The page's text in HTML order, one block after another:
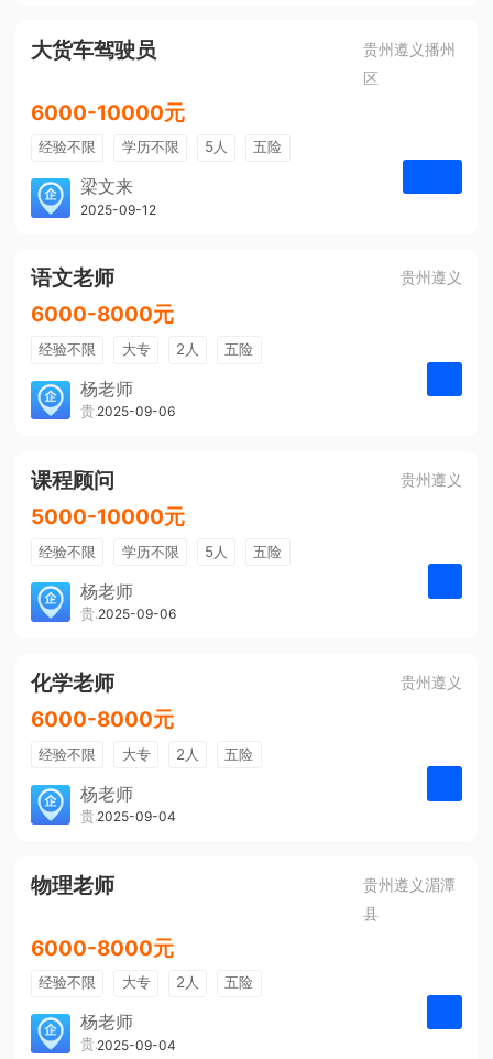
大货车驾驶员
贵州遵义播州
区
6000-10000元
经验不限 学历不限 5人
五险
免费培训
包住宿
梁文来
贵州璟琦物流有限公司
2025-09-12
语文老师 贵州遵义
6000-8000元
经验不限 大专 2人
五险
带薪年假
年终奖
免费培训
包住宿
杨老师
贵州大美前程文化发展有限公司
2025-09-06
课程顾问 贵州遵义
5000-10000元
经验不限 学历不限 5人
五险
带薪年假
年终奖
免费培训
包住宿
杨老师
贵州大美前程文化发展有限公司
2025-09-06
化学老师 贵州遵义
6000-8000元
经验不限 大专 2人
五险
带薪年假
年终奖
免费培训
包住宿
杨老师
贵州大美前程文化发展有限公司
2025-09-04
物理老师
贵州遵义湄潭
县
6000-8000元
经验不限 大专 2人
五险
带薪年假
年终奖
免费培训
包住宿
杨老师
贵州大美前程文化发展有限公司
2025-09-04